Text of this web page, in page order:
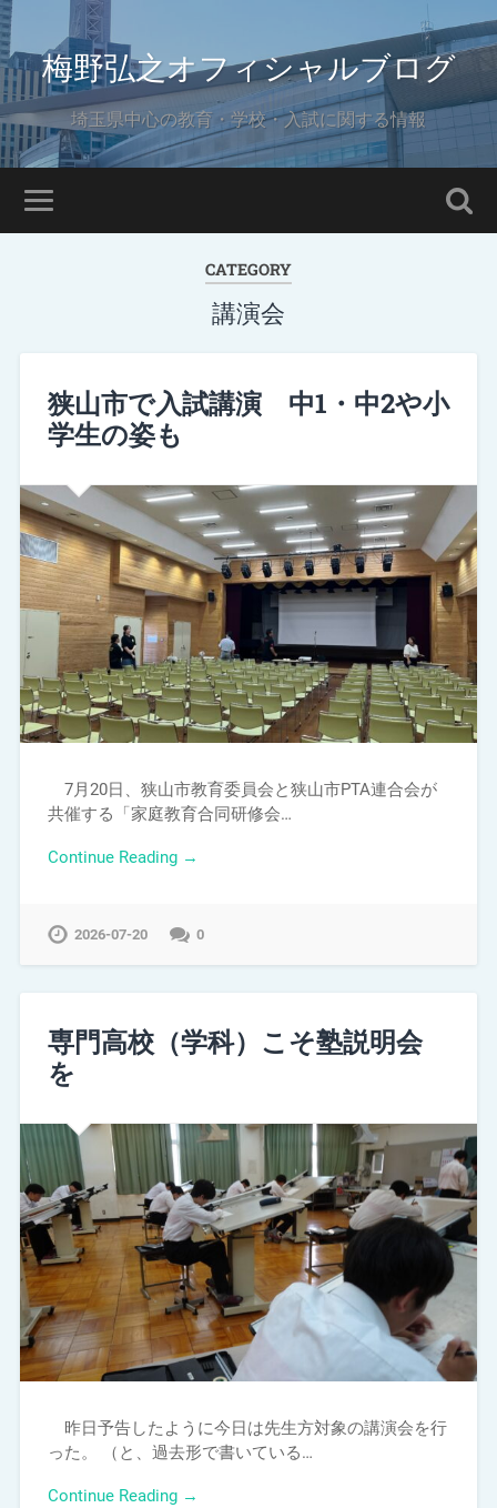
梅野弘之オフィシャルブログ
埼玉県中心の教育・学校・入試に関する情報
CATEGORY
講演会
狭山市で入試講演 中1・中2や小
学生の姿も
7月20日、狭山市教育委員会と狭山市PTA連合会が
共催する「家庭教育合同研修会…
Continue Reading →
2026-07-20 0
専門高校（学科）こそ塾説明会
を
昨日予告したように今日は先生方対象の講演会を行
った。 （と、過去形で書いている…
Continue Reading →